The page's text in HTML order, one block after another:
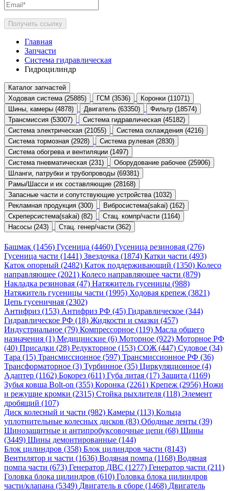
Получить ссылку
Главная
Запчасти
Система гидравлическая
Гидроцилиндр
Каталог запчастей
Ходовая система (25885)
ГСМ (3536)
Коронки (11071)
Шины, камеры (4878)
Двигатель (63350)
Фильтр (18574)
Трансмиссия (53007)
Система гидравлическая (45182)
Система электрическая (21055)
Система охлаждения (4216)
Система тормозная (2928)
Система рулевая (2830)
Система обогрева и вентиляции (1497)
Система пневматическая (231)
Оборудование рабочее (25906)
Шланги, патрубки и трубопроводы (69381)
Рамы/Шасси и их составляющие (28168)
Запасные части и сопутствующие устройства (1032)
Рекламная продукция (300)
Вибросистема(sakai) (162)
Скреперсистема(sakai) (82)
Стац. компр/части (1164)
Насосы (243)
Стац. генер/части (362)
Башмак (1456) Гусеница (4460) Гусеница резиновая (276)
Гусеница части (1441) Звездочка (1874) Катки части (493)
Каток опорный (2482) Каток поддерживающий (1350) Колесо
направляющее (2021) Колесо направляющее части (879)
Накладка резиновая (47) Натяжитель гусеницы (988)
Натяжитель гусеницы части (1995) Ходовая крепеж (3821)
Цепь гусеничная (2302)
Антифриз (153) Антифриз РФ (45) Гидравлическое (344)
Гидравлическое РФ (18) Жидкости и смазки (457)
Индустриальное (79) Компрессорное (119) Масла общего
назначения (1) Медицинские (6) Моторное (922) Моторное РФ
(40) Присадки (28) Редукторное (153) СОЖ (447) Судовое (34)
Тара (15) Трансмиссионное (597) Трансмиссионное РФ (36)
Трансформаторное (3) Турбинное (35) Циркуляционное (4)
Адаптер (1162) Бокорез (611) Губа литая (17) Защита (1169)
Зубья ковша Bolt-on (355) Коронка (2261) Крепеж (2956) Ножи
и режущие кромки (2315) Стойка рыхлителя (118) Элемент
дробящий (107)
Диск колесный и части (982) Камеры (113) Кольца
уплотнительные колесных дисков (83) Ободные ленты (39)
Шинозащитные и антипробуксовочные цепи (68) Шины
(3449) Шины демонтированные (144)
Блок цилиндров (358) Блок цилиндров части (8143)
Вентилятор и части (1636) Водяная помпа (1168) Водяная
помпа части (673) Генератор ДВС (1277) Генератор части (211)
Головка блока цилиндров (610) Головка блока цилиндров
части/клапана (5349) Двигатель в сборе (1468) Двигатель